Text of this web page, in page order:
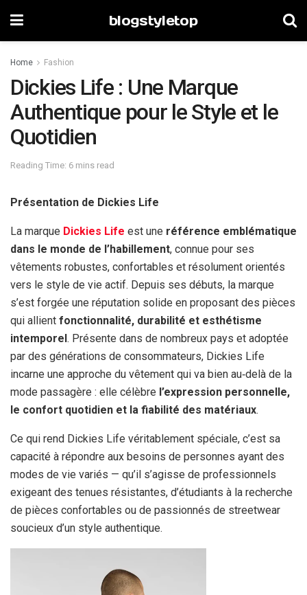
blogstyletop
Home Fashion
Dickies Life : Une Marque
Authentique pour le Style et le
Quotidien
Reading Time: 6 mins read
Présentation de Dickies Life
La marque Dickies Life est une référence emblématique
dans le monde de l’habillement, connue pour ses
vêtements robustes, confortables et résolument orientés
vers le style de vie actif. Depuis ses débuts, la marque
s’est forgée une réputation solide en proposant des pièces
qui allient fonctionnalité, durabilité et esthétisme
intemporel. Présente dans de nombreux pays et adoptée
par des générations de consommateurs, Dickies Life
incarne une approche du vêtement qui va bien au‑delà de la
mode passagère : elle célèbre l’expression personnelle,
le confort quotidien et la fiabilité des matériaux.
Ce qui rend Dickies Life véritablement spéciale, c’est sa
capacité à répondre aux besoins de personnes ayant des
modes de vie variés — qu’il s’agisse de professionnels
exigeant des tenues résistantes, d’étudiants à la recherche
de pièces confortables ou de passionnés de streetwear
soucieux d’un style authentique.